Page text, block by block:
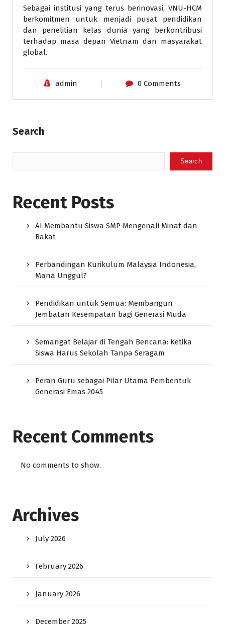
Sebagai institusi yang terus berinovasi, VNU-HCM
berkomitmen untuk menjadi pusat pendidikan
dan penelitian kelas dunia yang berkontribusi
terhadap masa depan Vietnam dan masyarakat
global.
admin 0 Comments
Search
Search
Recent Posts
AI Membantu Siswa SMP Mengenali Minat dan
Bakat
Perbandingan Kurikulum Malaysia Indonesia,
Mana Unggul?
Pendidikan untuk Semua: Membangun
Jembatan Kesempatan bagi Generasi Muda
Semangat Belajar di Tengah Bencana: Ketika
Siswa Harus Sekolah Tanpa Seragam
Peran Guru sebagai Pilar Utama Pembentuk
Generasi Emas 2045
Recent Comments
No comments to show.
Archives
July 2026
February 2026
January 2026
December 2025